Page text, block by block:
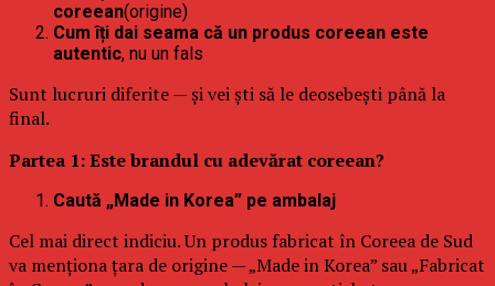
coreean(origine)
Cum îți dai seama că un produs coreean este
autentic, nu un fals
Sunt lucruri diferite — și vei ști să le deosebești până la
final.
Partea 1: Este brandul cu adevărat coreean?
Caută „Made in Korea” pe ambalaj
Cel mai direct indiciu. Un produs fabricat în Coreea de Sud
va menționa țara de origine — „Made in Korea” sau „Fabricat